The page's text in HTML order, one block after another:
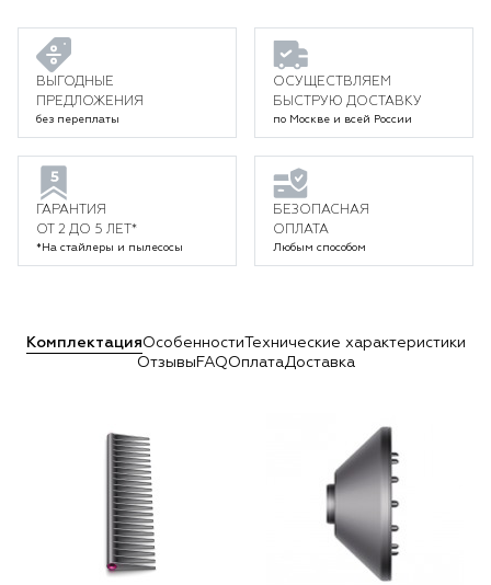
ВЫГОДНЫЕ
ПРЕДЛОЖЕНИЯ
без переплаты
ОСУЩЕСТВЛЯЕМ
БЫСТРУЮ ДОСТАВКУ
по Москве и всей России
ГАРАНТИЯ
ОТ 2 ДО 5 ЛЕТ*
*На стайлеры и пылесосы
БЕЗОПАСНАЯ
ОПЛАТА
Любым способом
КомплектацияОсобенности Технические характеристики
Отзывы FAQОплатаДоставка